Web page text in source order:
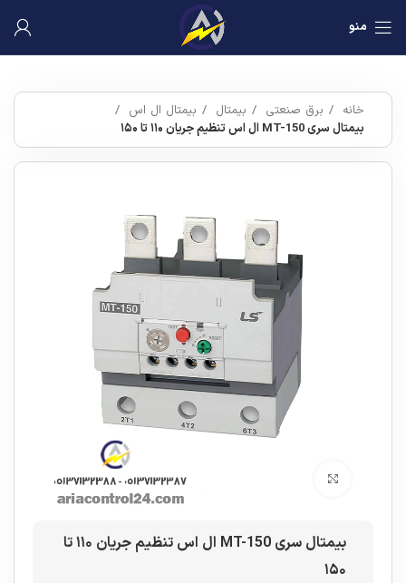
منو
خانه برق صنعتی بیمتال
بیمتال ال اس
بیمتال سری MT-150 ال اس تنظیم جریان ۱۱۰ تا ۱۵۰
بیمتال سری MT-150 ال اس تنظیم جریان ۱۱۰ تا
۱۵۰